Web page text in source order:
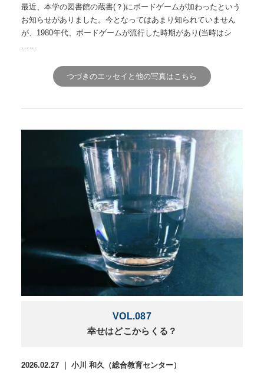
最近、本学の図書館の蔵書(？)にボードゲームが加わったという
お知らせがありました。今となってはあまり知られていません
が、1980年代、ボードゲームが流行した時期があり(当時はシ
……
つづきのエッセイと他の写真はこちら
VOL.087
幸せはどこからくる？
2026.02.27 ｜ 小川 和久（総合教育センター）